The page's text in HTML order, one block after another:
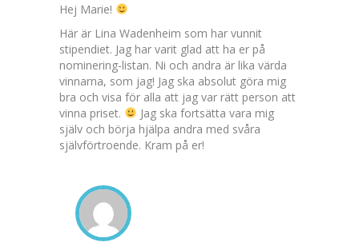
Hej Marie!
Här är Lina Wadenheim som har vunnit
stipendiet. Jag har varit glad att ha er på
nominering-listan. Ni och andra är lika värda
vinnarna, som jag! Jag ska absolut göra mig
bra och visa för alla att jag var rätt person att
vinna priset.
Jag ska fortsätta vara mig
själv och börja hjälpa andra med svåra
självförtroende. Kram på er!